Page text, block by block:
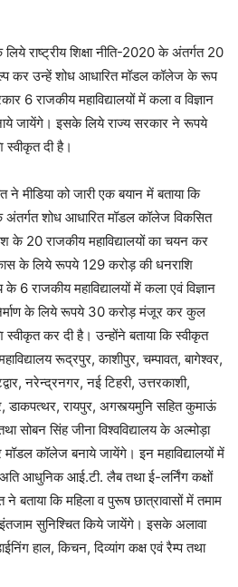
लिये राष्ट्रीय शिक्षा नीति-2020 के अंतर्गत 20
कर उन्हें शोध आधारित मॉडल कॉलेज के रूप
6 राजकीय महाविद्यालयों में कला व विज्ञान
जायेंगे। इसके लिये राज्य सरकार ने रूपये
दी है।
ने मीडिया को जारी एक बयान में बताया कि
अंतर्गत शोध आधारित मॉडल कॉलेज विकसित
20 राजकीय महाविद्यालयों का चयन कर
के लिये रूपये 129 करोड़ की धनराशि
6 राजकीय महाविद्यालयों में कला एवं विज्ञान
के लिये रूपये 30 करोड़ मंजूर कर कुल
कर दी है। उन्होंने बताया कि स्वीकृत
रूद्रपुर, काशीपुर, चम्पावत, बागेश्वर,
नरेन्द्रनगर, नई टिहरी, उत्तरकाशी,
रायपुर, अगस्त्यमुनि सहित कुमाऊं
सोबन सिंह जीना विश्वविद्यालय के अल्मोड़ा
कॉलेज बनाये जायेंगे। इन महाविद्यालयों में
आधुनिक आई.टी. लैब तथा ई-लर्निंग कक्षों
ने बताया कि महिला व पुरूष छात्रावासों में तमाम
सुनिश्चित किये जायेंगे। इसके अलावा
हाल, किचन, दिव्यांग कक्ष एवं रैम्प तथा